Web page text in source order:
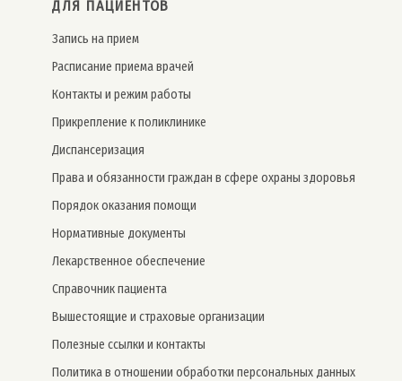
ДЛЯ ПАЦИЕНТОВ
Запись на прием
Расписание приема врачей
Контакты и режим работы
Прикрепление к поликлинике
Дис­пансе­риза­ция
Права и обязанности граждан в сфере охраны здоровья
Порядок оказания помощи
Нормативные документы
Лекарственное обеспечение
Справочник пациента
Вышестоящие и страховые организации
Полезные ссылки и контакты
Политика в отношении обработки персональных данных